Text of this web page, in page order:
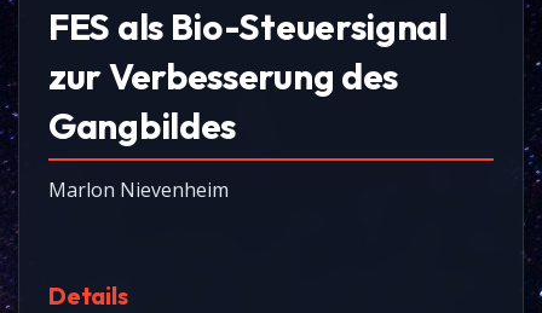
FES als Bio-Steuersignal
zur Verbesserung des
Gangbildes
Marlon Nievenheim
Details